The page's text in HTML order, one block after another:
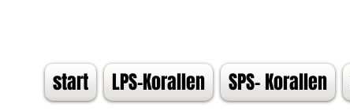
start LPS-Korallen SPS- Korallen